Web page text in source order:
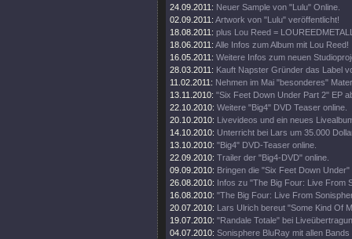
24.09.2011: Neuer Sample von "Lulu" Online.
02.09.2011: Artwork von "Lulu" veröffentlicht!
18.08.2011: plus Lou Reed =
18.06.2011: Alle Infos zum Album mit Lou Reed!
16.05.2011: Weitere Infos zum neuen
28.03.2011: Kauft Napster Gründer das Label
11.02.2011: Nehmen im Mai "besonderes"
13.11.2010: "Six Feet Down Under Part 2" EP
22.10.2010: Weitere "Big4" DVD Teaser online.
20.10.2010: Livevideos und ein neues
14.10.2010: Unterricht bei Lars um 35.000
13.10.2010: "Big4" DVD-Teaser online.
22.09.2010: Trailer der "Big4-DVD" online.
09.09.2010: Bringen die "Six Feet Down Under"
26.08.2010: Infos zu "The Big Four: Live From
16.08.2010: "The Big Four: Live From
20.07.2010: Lars Ulrich bereut "Some Kind Of
19.07.2010: "Randale Totale" bei
04.07.2010: Sonisphere BluRay mit allen Bands